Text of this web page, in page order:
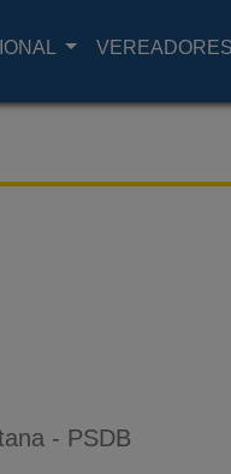
VEREADORES
- PSDB